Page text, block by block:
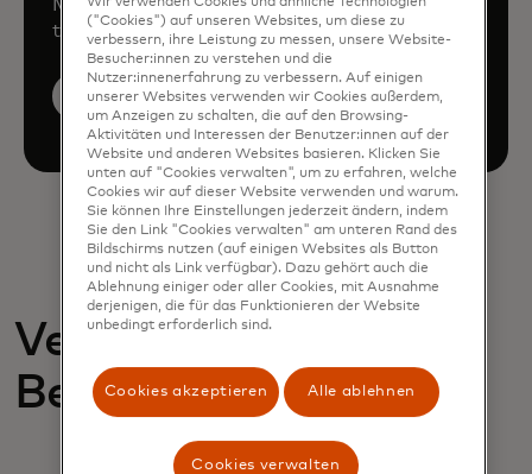
Mastercard can enhance your business
through our products and services.
Book a demo
Verwandte
Berichte
("Cookies") auf unseren Websites, um diese zu
verbessern, ihre Leistung zu messen, unsere Website-
Besucher:innen zu verstehen und die
Nutzer:innenerfahrung zu verbessern. Auf einigen
unserer Websites verwenden wir Cookies außerdem,
um Anzeigen zu schalten, die auf den Browsing-
Aktivitäten und Interessen der Benutzer:innen auf der
Website und anderen Websites basieren. Klicken Sie
unten auf "Cookies verwalten", um zu erfahren, welche
Cookies wir auf dieser Website verwenden und warum.
Sie können Ihre Einstellungen jederzeit ändern, indem
Sie den Link "Cookies verwalten" am unteren Rand des
Bildschirms nutzen (auf einigen Websites als Button
und nicht als Link verfügbar). Dazu gehört auch die
Ablehnung einiger oder aller Cookies, mit Ausnahme
derjenigen, die für das Funktionieren der Website
unbedingt erforderlich sind.
Cookies akzeptieren Alle ablehnen
Cookies verwalten